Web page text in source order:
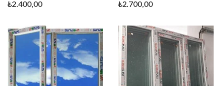
₺2.400,00 ₺2.700,00